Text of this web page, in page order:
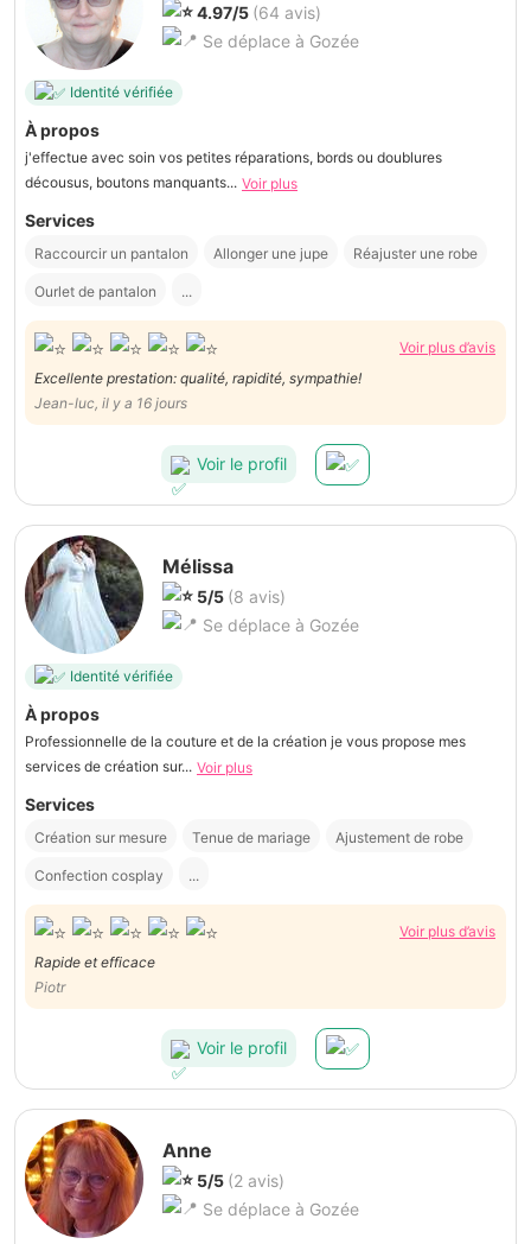
4.97/5 (64 avis)
Se déplace à Gozée
Identité vérifiée
À propos
j'effectue avec soin vos petites réparations, bords ou doublures
décousus, boutons manquants... Voir plus
Services
Raccourcir un pantalon Allonger une jupe Réajuster une robe
Ourlet de pantalon ...
Voir plus d’avis
Excellente prestation: qualité, rapidité, sympathie!
Jean-luc, il y a 16 jours
Voir le profil
Mélissa
5/5 (8 avis)
Se déplace à Gozée
Identité vérifiée
À propos
Professionnelle de la couture et de la création je vous propose mes
services de création sur... Voir plus
Services
Création sur mesure Tenue de mariage Ajustement de robe
Confection cosplay ...
Voir plus d’avis
Rapide et efficace
Piotr
Voir le profil
Anne
5/5 (2 avis)
Se déplace à Gozée